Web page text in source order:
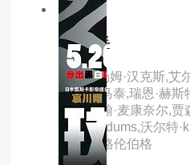
3.0分 hd
师奶杀手
主演：汤姆·汉克斯,艾
西蒙斯,马泰,瑞恩·赫斯
莱士,约翰·麦康奈尔,贾
特,lyneodums,沃尔特
格雷戈·格伦伯格